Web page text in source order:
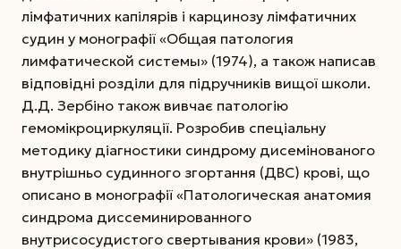
лімфатичних капілярів і карцинозу лімфатичних
судин у монографії «Общая патология
лимфатической системы» (1974), а також написав
відповідні розділи для підручників вищої школи.
Д.Д. Зербіно також вивчає патологію
гемомікроциркуляції. Розробив спеціальну
методику діагностики синдрому дисемінованого
внутрішньо судинного згортання (ДВС) крові, що
описано в монографії «Патологическая анатомия
синдрома диссеминированного
внутрисосудистого свертывания крови» (1983,